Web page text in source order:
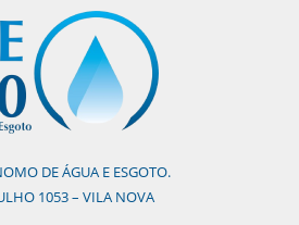
DE ÁGUA E ESGOTO.
1053 – VILA NOVA